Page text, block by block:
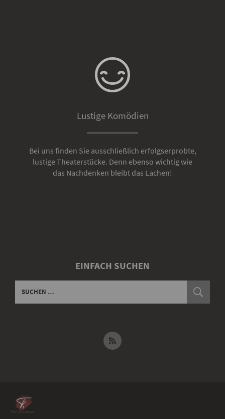
Lustige Komödien
Bei uns finden Sie ausschließlich erfolgserprobte,
lustige Theaterstücke. Denn ebenso wichtig wie
das Nachdenken bleibt das Lachen!
EINFACH SUCHEN